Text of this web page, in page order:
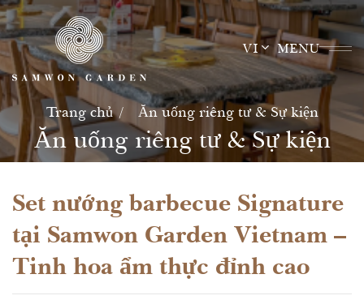
Skip
to
content
VI MENU
Trang chủ Ăn uống riêng tư & Sự kiện
Ăn uống riêng tư & Sự kiện
Set nướng barbecue Signature
tại Samwon Garden Vietnam –
Tinh hoa ẩm thực đỉnh cao